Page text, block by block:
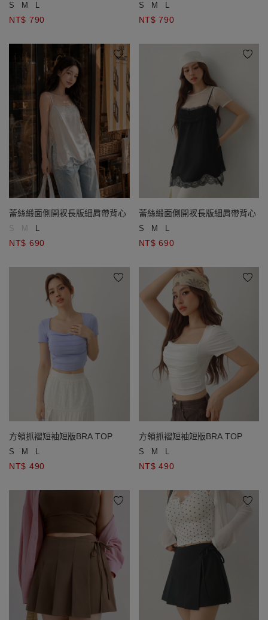
S M L
NT$ 790
S M L
NT$ 790
蕾絲緞面側開衩長版細肩帶背心
S M L
NT$ 690
蕾絲緞面側開衩長版細肩帶背心
S M L
NT$ 690
方領抓褶短袖短版BRA TOP
S M L
NT$ 490
方領抓褶短袖短版BRA TOP
S M L
NT$ 490